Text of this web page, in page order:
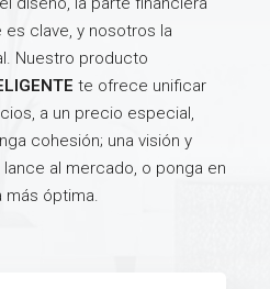
clave, y nosotros la
Nuestro producto
te ofrece unificar
a un precio especial,
cohesión; una visión y
al mercado, o ponga en
más óptima.